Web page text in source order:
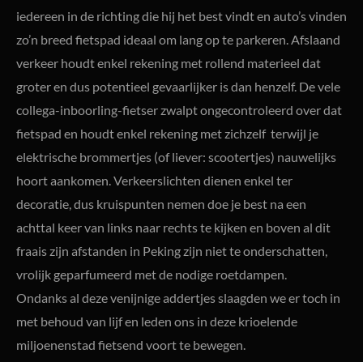
iedereen in de richting die hij het best vindt en auto’s vinden
zo’n breed fietspad ideaal om lang op te parkeren. Afslaand
verkeer houdt enkel rekening met rollend materieel dat
groter en dus potentieel gevaarlijker is dan henzelf. De vele
collega-inboorling-fietser zwalpt ongecontroleerd over dat
fietspad en houdt enkel rekening met zichzelf terwijl je
elektrische brommertjes (of liever: scootertjes) nauwelijks
hoort aankomen. Verkeerslichten dienen enkel ter
decoratie, dus kruispunten nemen doe je best na een
achttal keer van links naar rechts te kijken en boven al dit
fraais zijn afstanden in Peking zijn niet te onderschatten,
vrolijk geparfumeerd met de nodige roetdampen.
Ondanks al deze venijnige addertjes slaagden we er toch in
met behoud van lijf en leden ons in deze krioelende
miljoenenstad fietsend voort te bewegen.